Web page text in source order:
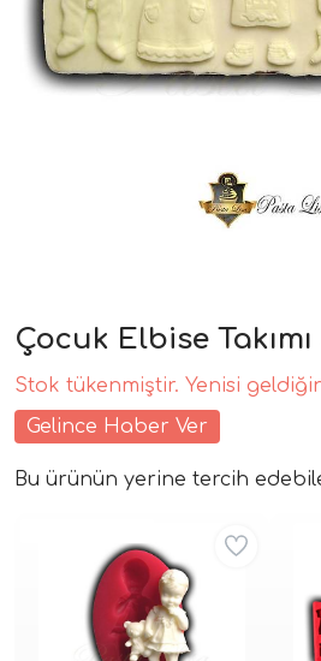
Çocuk Elbise Takımı
Stok tükenmiştir. Yenisi
Gelince Haber Ver
Bu ürünün yerine tercih